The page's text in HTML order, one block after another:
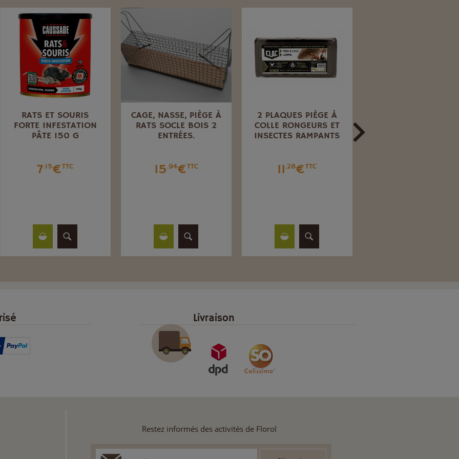
RATS ET SOURIS
FORTE INFESTATION
PÂTE 150 G
7.15€TTC
CAGE, NASSE, PIÈGE À
RATS SOCLE BOIS 2
ENTRÉES.
15.94€TTC
2 PLAQUES PIÈGE À
COLLE RONGEURS ET
INSECTES RAMPANTS
11.28€TTC
Livraison
Restez informés des activités de Florol